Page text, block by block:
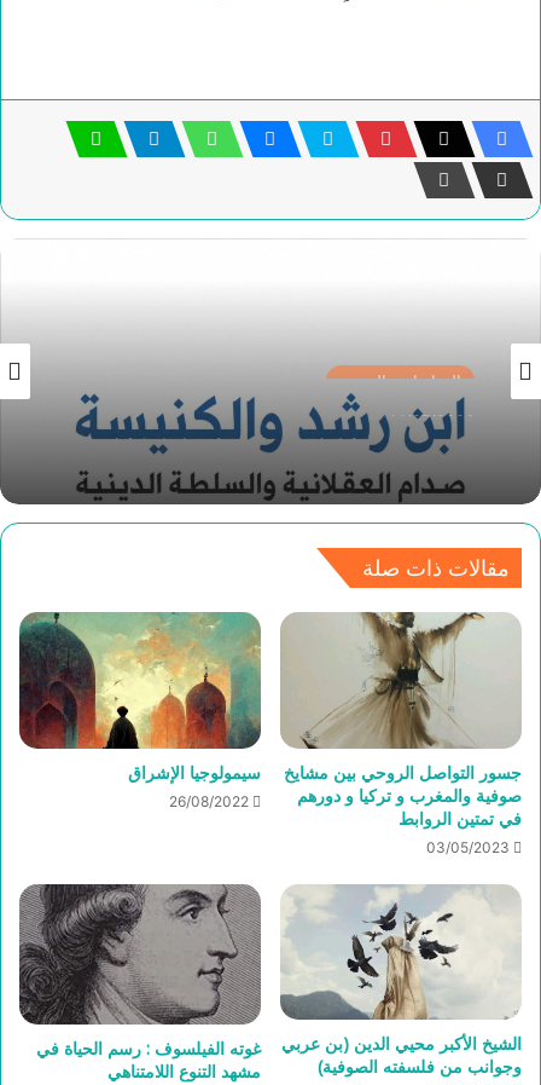
الدراسات والبحوث
14/07/2026
ابن رشد والكنيسة
مقالات ذات صلة
جسور التواصل الروحي بين مشايخ
صوفية والمغرب و تركيا و دورهم
في تمتين الروابط
03/05/2023
سيمولوجيا الإشراق
26/08/2022
الشيخ الأكبر محيي الدين (بن عربي
وجوانب من فلسفته الصوفية)
غوته الفيلسوف : رسم الحياة في
مشهد التنوع اللامتناهي